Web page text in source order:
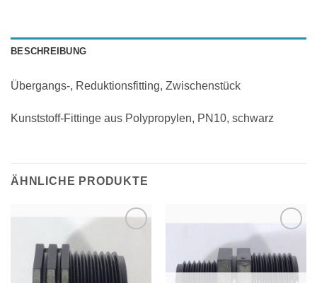
BESCHREIBUNG
Übergangs-, Reduktionsfitting, Zwischenstück
Kunststoff-Fittinge aus Polypropylen, PN10, schwarz
ÄHNLICHE PRODUKTE
hinzufügen
hinzufügen